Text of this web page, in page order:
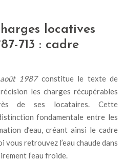
locatives
713 : cadre
1987 constitue le texte de
les charges récupérables
de ses locataires. Cette
fondamentale entre les
d’eau, créant ainsi le cadre
retrouvez l’eau chaude dans
l’eau froide.